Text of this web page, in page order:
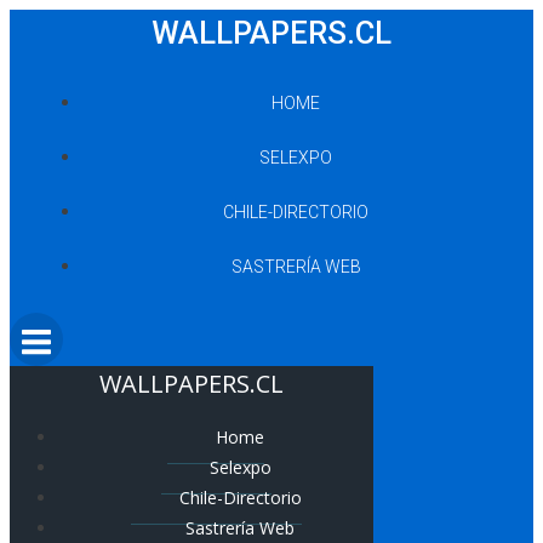
WALLPAPERS.CL
HOME
SELEXPO
CHILE-DIRECTORIO
SASTRERÍA WEB
WALLPAPERS.CL
Home
Selexpo
Chile-Directorio
Sastrería Web